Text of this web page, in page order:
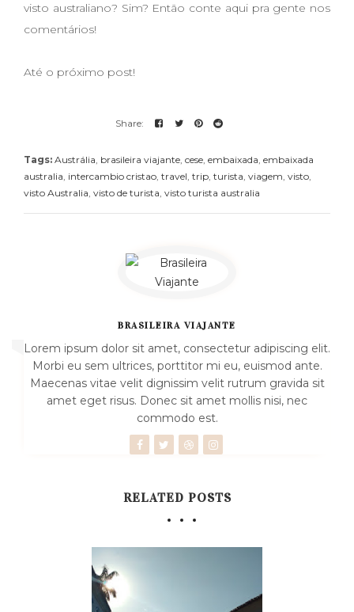
visto australiano? Sim? Então conte aqui pra gente nos
comentários!
Até o próximo post!
Tags: Austrália, brasileira viajante, cese, embaixada, embaixada
australia, intercambio cristao, travel, trip, turista, viagem, visto,
visto Australia, visto de turista, visto turista australia
BRASILEIRA VIAJANTE
Lorem ipsum dolor sit amet, consectetur adipiscing elit.
Morbi eu sem ultrices, porttitor mi eu, euismod ante.
Maecenas vitae velit dignissim velit rutrum gravida sit
amet eget risus. Donec sit amet mollis nisi, nec
commodo est.
RELATED POSTS